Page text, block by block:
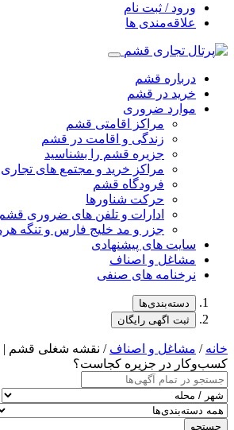
ورود / ثبت نام
علاقه‌مندی ها
درباره قشم
خرید در قشم
موارد ضروری
مراکز اقامتی قشم
زندگی و اقامت در قشم
جزیره قشم را بشناسید
مراکز خرید و مجتمع های تجاری
فرودگاه قشم
حرکت شناورها
ادارات و تلفن های ضروری
جزر و مد خلیج فارس و تنگه
سایت های پیشنهادی
مشاغل و اصناف
نرخنامه های صنفی
دسته‌بندی‌ها
ثبت اگهی رایگان
خانه / مشاغل و اصناف / نقشه شغلی قشم |
کسب‌وکار در جزیره کجاست؟
جستجو